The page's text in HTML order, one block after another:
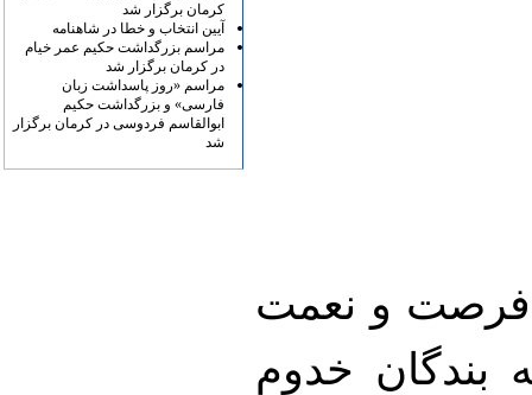
فرصت و نعمت
بندگان خدوم
کرمان برگزار شد
آیین انتخاب و خطا در شاهنامه
مراسم بزرگداشت حکیم عمر خیام
در کرمان برگزار شد
مراسم «روز پاسداشت زبان
فارسی» و بزرگداشت حکیم
ابوالقاسم فردوسی در کرمان برگزار
شد